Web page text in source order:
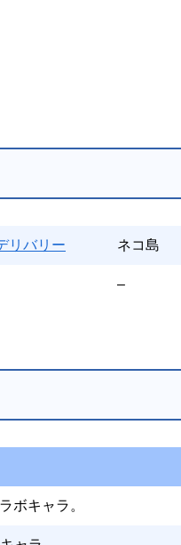
リバリー ネコ島
–
ボキャラ。